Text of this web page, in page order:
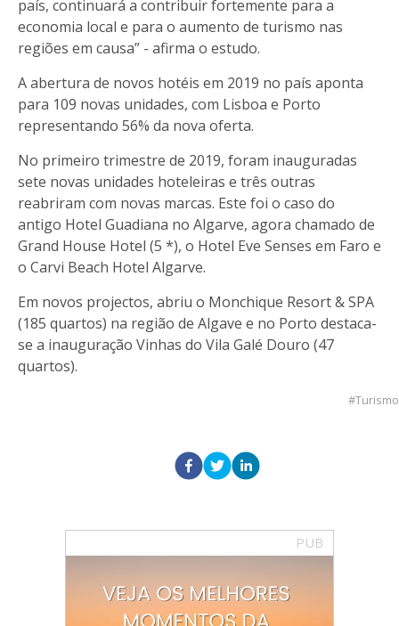
país, continuará a contribuir fortemente para a
economia local e para o aumento de turismo nas
regiões em causa” - afirma o estudo.
A abertura de novos hotéis em 2019 no país aponta
para 109 novas unidades, com Lisboa e Porto
representando 56% da nova oferta.
No primeiro trimestre de 2019, foram inauguradas
sete novas unidades hoteleiras e três outras
reabriram com novas marcas. Este foi o caso do
antigo Hotel Guadiana no Algarve, agora chamado de
Grand House Hotel (5 *), o Hotel Eve Senses em Faro e
o Carvi Beach Hotel Algarve.
Em novos projectos, abriu o Monchique Resort & SPA
(185 quartos) na região de Algave e no Porto destaca-
se a inauguração Vinhas do Vila Galé Douro (47
quartos).
Turismo
PUB